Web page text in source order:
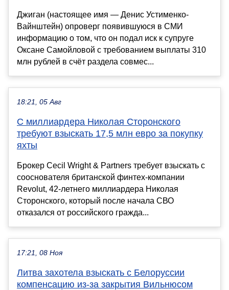
Джиган (настоящее имя — Денис Устименко-
Вайнштейн) опроверг появившуюся в СМИ
информацию о том, что он подал иск к супруге
Оксане Самойловой с требованием выплаты 310
млн рублей в счёт раздела совмес...
18:21, 05 Авг
С миллиардера Николая Сторонского
требуют взыскать 17,5 млн евро за покупку
яхты
Брокер Cecil Wright & Partners требует взыскать с
сооснователя британской финтех-компании
Revolut, 42-летнего миллиардера Николая
Сторонского, который после начала СВО
отказался от российского гражда...
17:21, 08 Ноя
Литва захотела взыскать с Белоруссии
компенсацию из-за закрытия Вильнюсом